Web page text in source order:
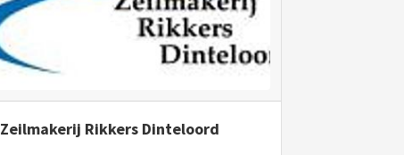
Zeilmakerij Rikkers Dinteloord